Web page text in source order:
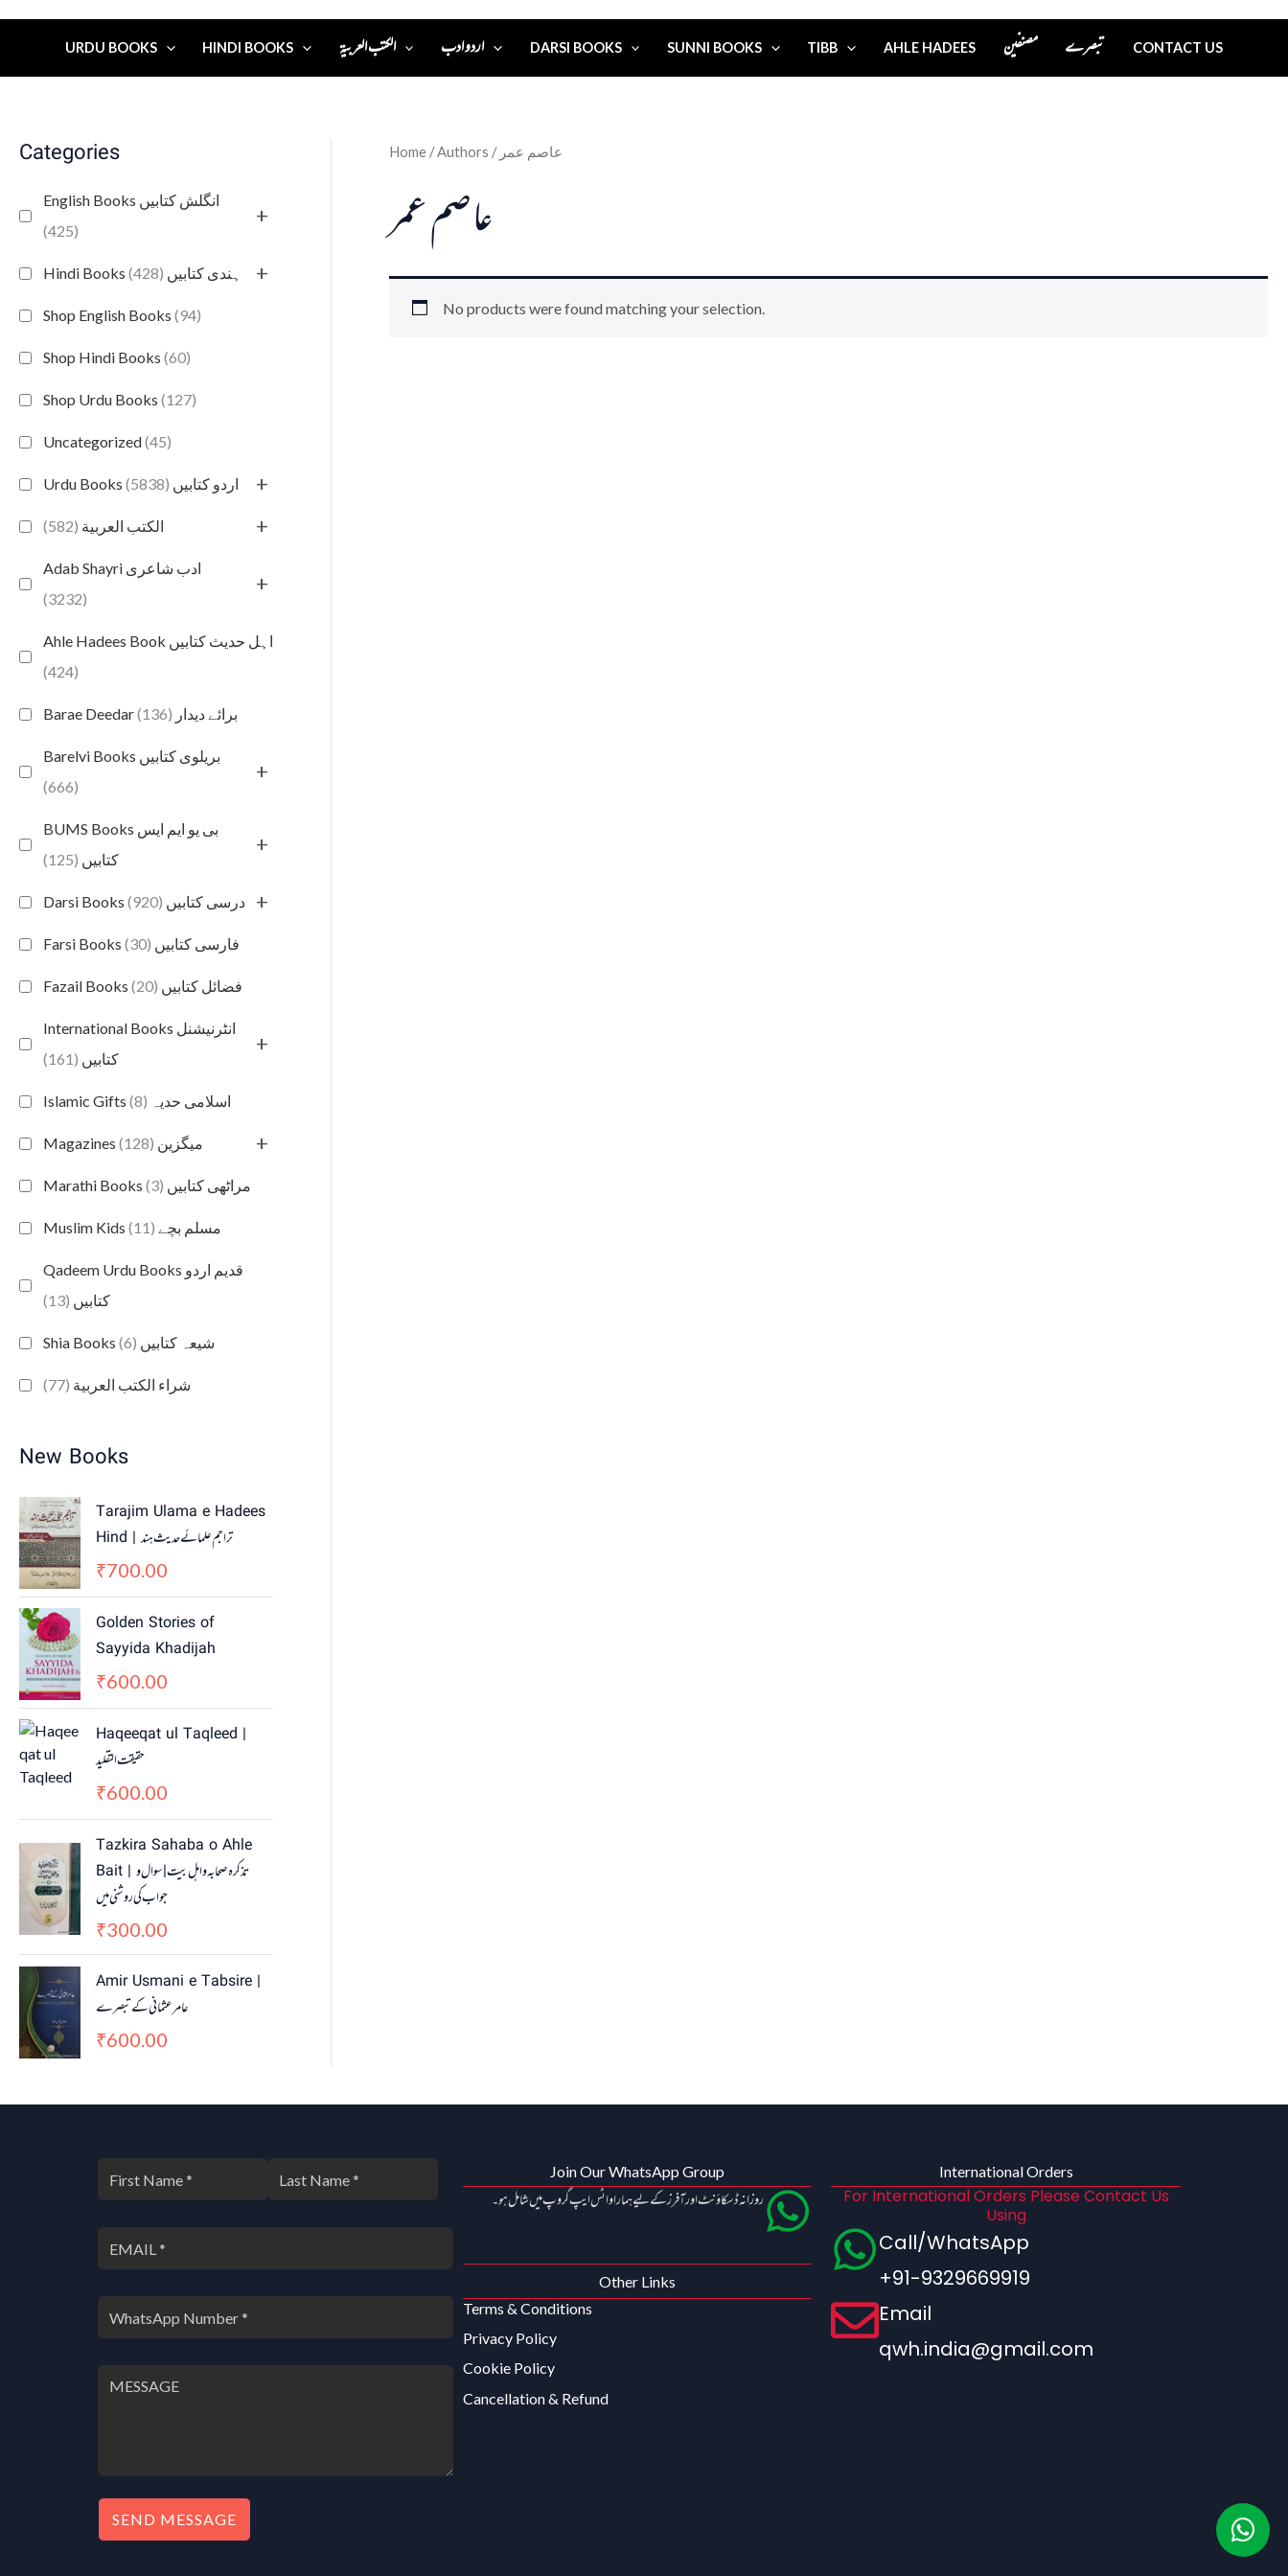
URDU BOOKS HINDI BOOKS الكتب العربية اردو ادب DARSI BOOKS SUNNI BOOKS TIBB AHLE HADEES مصنفین تبصرے CONTACT US
Categories
English Books انگلش کتابیں
(425)
+
Hindi Books ہندی کتابیں (428) +
Shop English Books (94)
Shop Hindi Books (60)
Shop Urdu Books (127)
Uncategorized(45)
Urdu Books اردو کتابیں (5838) +
الكتب العربية (582) +
Adab Shayri ادب شاعری
(3232)
+
Ahle Hadees Book اہل حدیث کتابیں
(424)
Barae Deedar برائے دیدار (136)
Barelvi Books بریلوی کتابیں
(666)
+
BUMS Books بی یو ایم ایس
کتابیں (125)
+
Darsi Books درسی کتابیں (920) +
Farsi Books فارسی کتابیں (30)
Fazail Books فضائل کتابیں (20)
International Books انٹرنیشنل
کتابیں (161)
+
Islamic Gifts اسلامی حدیہ (8)
Magazines میگزین (128) +
Marathi Books مراٹھی کتابیں (3)
Muslim Kids مسلم بچے (11)
Qadeem Urdu Books قدیم اردو
کتابیں (13)
Shia Books شیعہ کتابیں (6)
شراء الكتب العربية (77)
New Books
Tarajim Ulama e Hadees
Hind | تراجم علمائے حديث ہند
₹700.00
Golden Stories of
Sayyida Khadijah
₹600.00
Haqeeqat ul Taqleed |
حقیقت التقلید
₹600.00
Tazkira Sahaba o Ahle
Bait | تذکرہ صحابہ واہل بیت | سوال و
جواب کی روشنی میں
₹300.00
Amir Usmani e Tabsire |
عامر عثمانی کے تبصرے
₹600.00
Home / Authors / عاصم عمر
عاصم عمر
No products were found matching your selection.
SEND MESSAGE
Join Our WhatsApp Group
روزانہ ڈسکاؤنٹ اور آفرز کے لیے ہمارا واٹس ایپ گروپ میں شامل ہو۔
Other Links
Terms & Conditions
Privacy Policy
Cookie Policy
Cancellation & Refund
International Orders
For International Orders Please Contact Us
Using
Call/WhatsApp
+91-9329669919
Email
qwh.india@gmail.com